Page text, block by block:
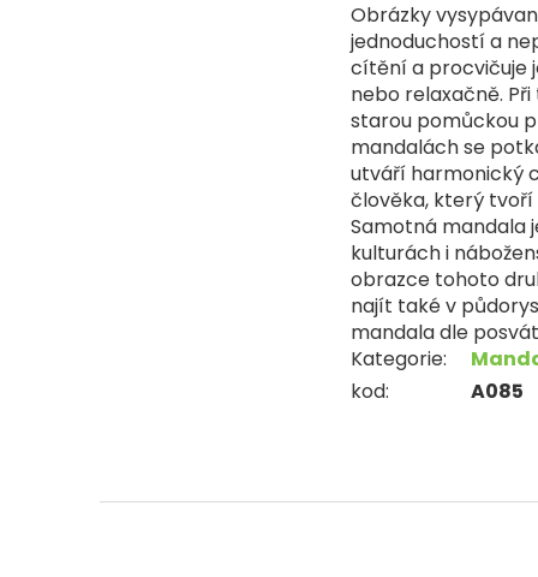
Obrázky
jednoduchostí a
cítění a procvičuje
nebo relaxačně.
starou pomůckou
mandalách se
utváří harmonický
člověka, který tvoří
Samotná mandala
kulturách i
obrazce tohoto
najít také v
mandala dle
Kategorie:
kod: A085